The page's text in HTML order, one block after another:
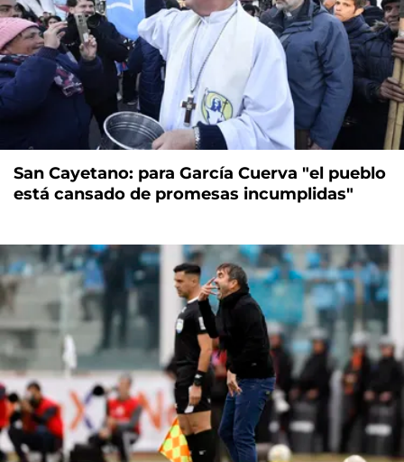
San Cayetano: para García Cuerva "el pueblo
está cansado de promesas incumplidas"